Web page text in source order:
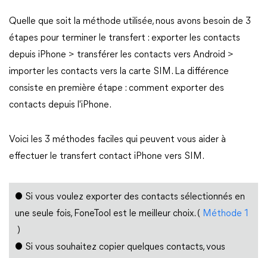
Quelle que soit la méthode utilisée, nous avons besoin de 3
étapes pour terminer le transfert : exporter les contacts
depuis iPhone > transférer les contacts vers Android >
importer les contacts vers la carte SIM. La différence
consiste en première étape : comment exporter des
contacts depuis l'iPhone.
Voici les 3 méthodes faciles qui peuvent vous aider à
effectuer le transfert contact iPhone vers SIM.
● Si vous voulez exporter des contacts sélectionnés en
une seule fois, FoneTool est le meilleur choix. ( Méthode 1
)
● Si vous souhaitez copier quelques contacts, vous